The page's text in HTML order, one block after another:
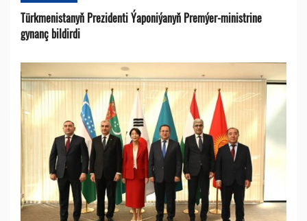
Türkmenistanyň Prezidenti Ýaponiýanyň Premýer-ministrine
gynanç bildirdi